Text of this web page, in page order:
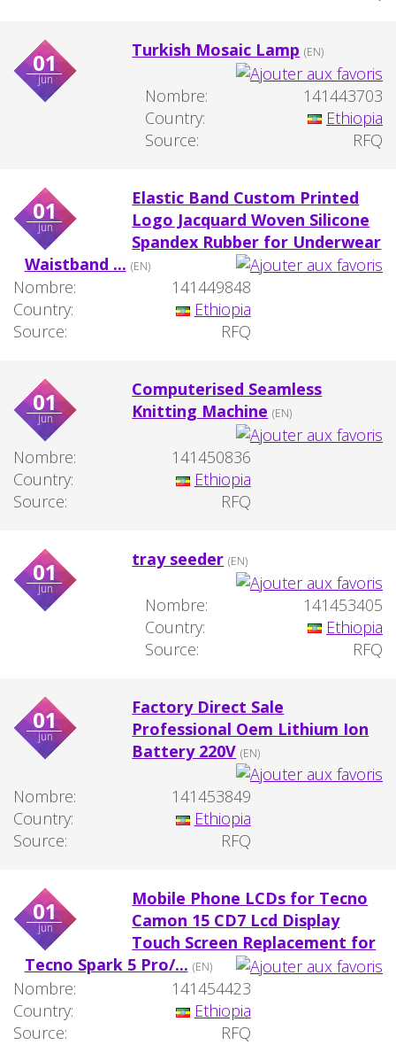
01
jun
Turkish Mosaic Lamp (EN)
Nombre:
141443703
Country:
Ethiopia
Source:
RFQ
01
jun
Elastic Band Custom Printed
Logo Jacquard Woven Silicone
Spandex Rubber for Underwear
Waistband ... (EN)
Nombre:
141449848
Country:
Ethiopia
Source:
RFQ
01
jun
Computerised Seamless
Knitting Machine (EN)
Nombre:
141450836
Country:
Ethiopia
Source:
RFQ
01
jun
tray seeder (EN)
Nombre:
141453405
Country:
Ethiopia
Source:
RFQ
01
jun
Factory Direct Sale
Professional Oem Lithium Ion
Battery 220V (EN)
Nombre:
141453849
Country:
Ethiopia
Source:
RFQ
01
jun
Mobile Phone LCDs for Tecno
Camon 15 CD7 Lcd Display
Touch Screen Replacement for
Tecno Spark 5 Pro/... (EN)
Nombre:
141454423
Country:
Ethiopia
Source:
RFQ